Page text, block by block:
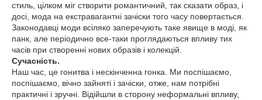
стиль, цілком міг створити романтичний, так сказати образ, і
досі, мода на екстравагантні зачіски того часу повертається.
Законодавці моди всіляко заперечують таке явище в моді, як
панк, але періодично все-таки проглядаються впливу тих
часів при створенні нових образів і колекцій.
Сучасність.
Наш час, це гонитва і нескінченна гонка. Ми поспішаємо,
поспішаємо, вічно зайняті і зачіски, отже, нам потрібні
практичні і зручні. Відійшли в сторону неформальні впливу,